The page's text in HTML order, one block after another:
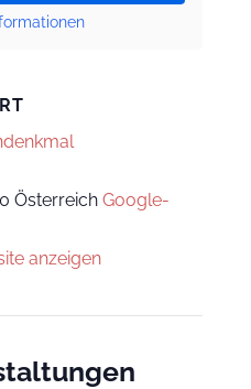
Österreich Google-
anzeigen